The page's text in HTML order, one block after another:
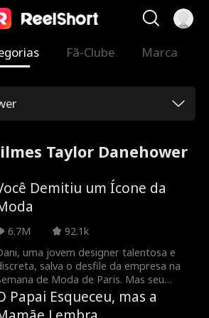
Fã-Clube Marca
Taylor Danehower
Demitiu um Ícone da
6.7M
92.1k
uma jovem designer talentosa e
salva o desfile da empresa na
de Moda de Paris. Mas seu
é roubado por Brynn, uma
estagiária preguiçosa, mas cheia de
Papai Esqueceu, mas a